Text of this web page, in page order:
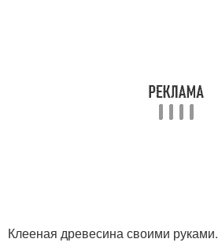
Клееная древесина своими руками.